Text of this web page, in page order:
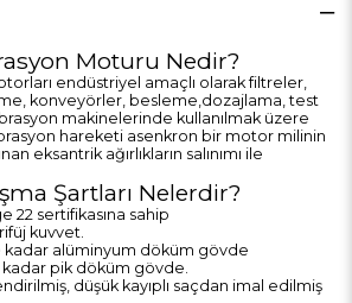
Moturu Nedir?
endüstriyel amaçlı olarak filtreler,
konveyörler, besleme,dozajlama, test
makinelerinde kullanılmak üzere
hareketi asenkron bir motor milinin
eksantrik ağırlıkların salınımı ile
Şartları Nelerdir?
22 sertifikasına sahip
kuvvet.
kadar alüminyum döküm gövde
pik döküm gövde.
düşük kayıplı saçdan imal edilmiş